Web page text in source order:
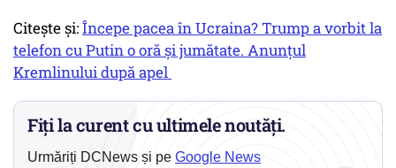
Citește și:Începe pacea în Ucraina? Trump a vorbit la
telefon cu Putin o oră și jumătate. Anunțul
Kremlinului după apel
Fiți la curent cu ultimele noutăți.
Urmăriți DCNews și pe Google News